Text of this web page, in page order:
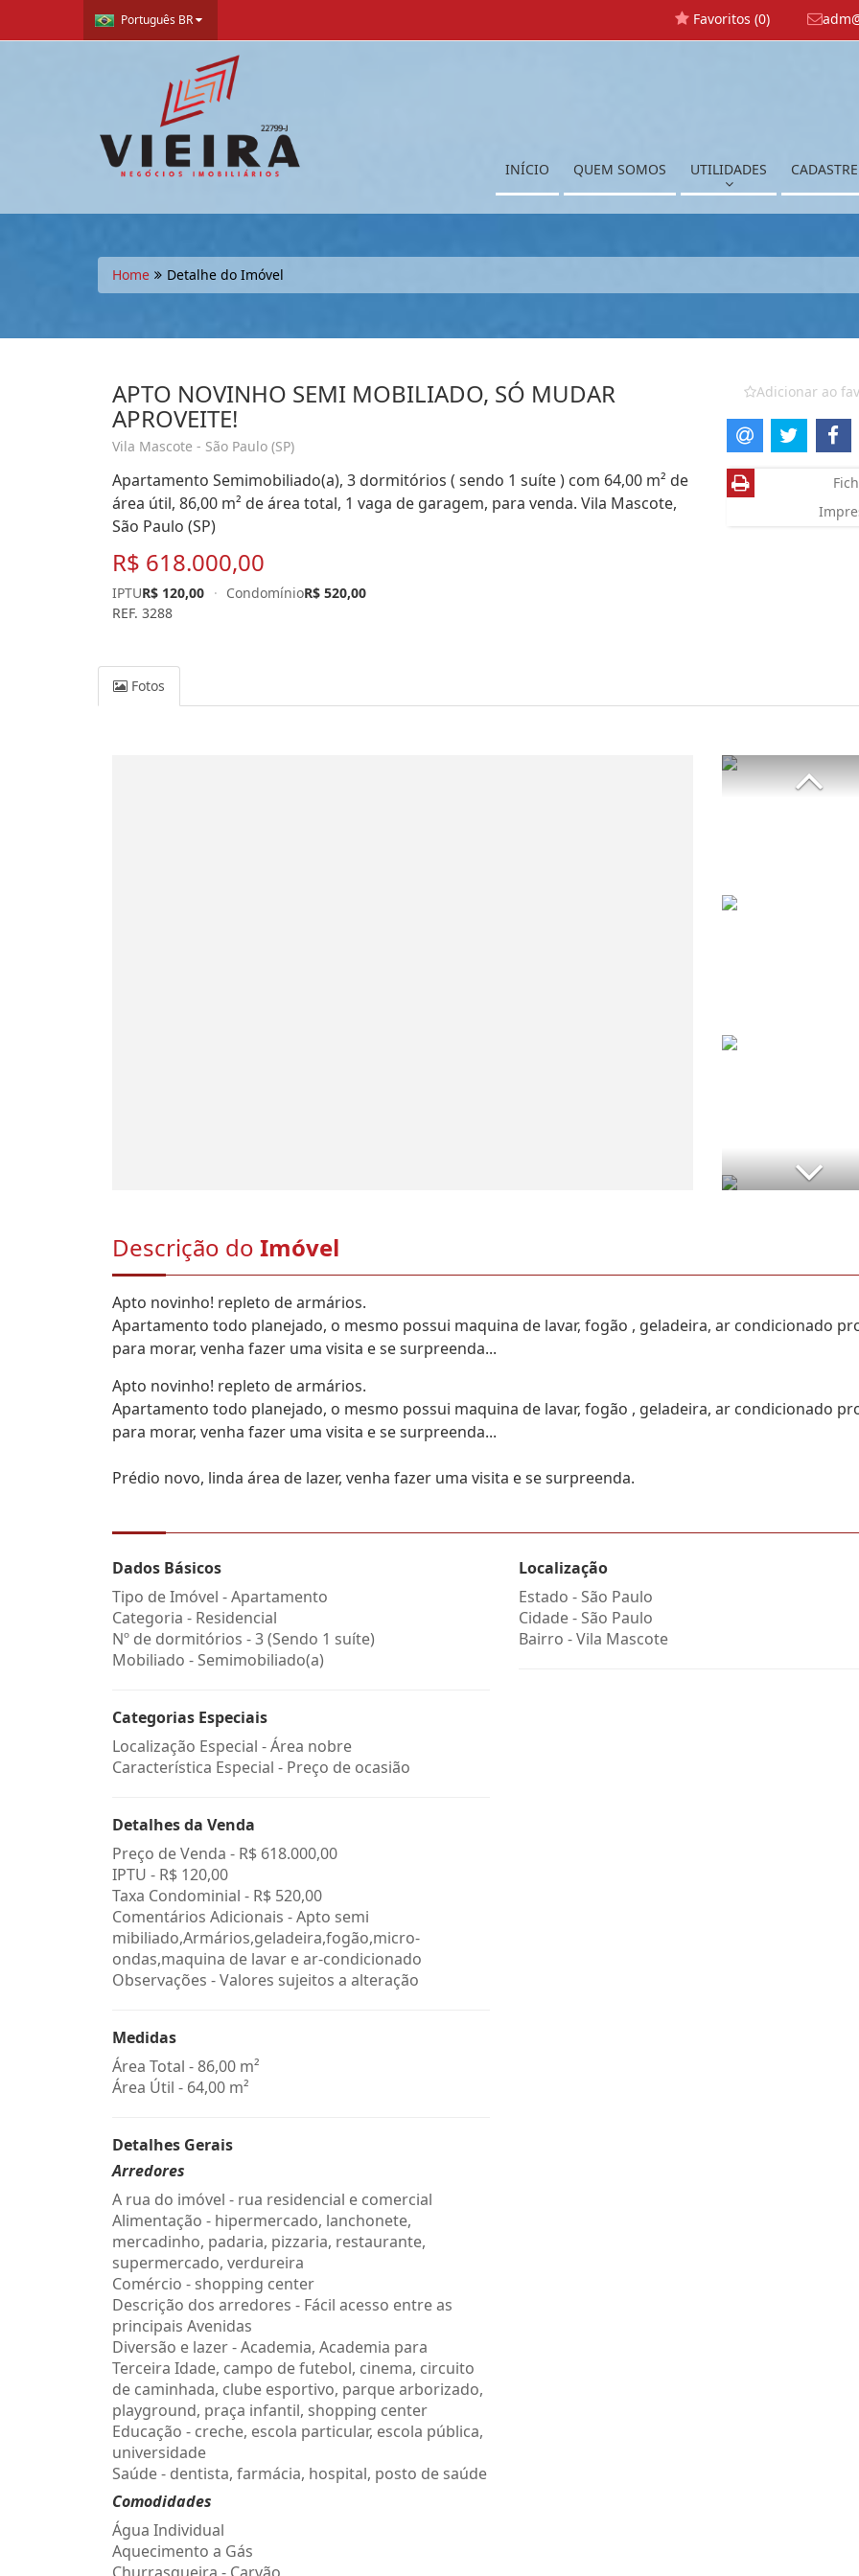
Português BR Favoritos (0)
INÍCIO QUEM SOMOS UTILIDADES
Home Detalhe do Imóvel
APTO NOVINHO SEMI MOBILIADO, SÓ MUDAR
APROVEITE!
Vila Mascote - São Paulo (SP)
Apartamento Semimobiliado(a), 3 dormitórios ( sendo 1 suíte ) com 64,00 m² de
área útil, 86,00 m² de área total, 1 vaga de garagem, para venda. Vila Mascote,
São Paulo (SP)
R$ 618.000,00
IPTUR$ 120,00 · CondomínioR$ 520,00
REF. 3288
Adicionar ao
Fotos
Descrição do Imóvel
Apto novinho! repleto de armários.
Apartamento todo planejado, o mesmo possui maquina de lavar, fogão , geladeira, ar condicionado
para morar, venha fazer uma visita e se surpreenda...
Apto novinho! repleto de armários.
Apartamento todo planejado, o mesmo possui maquina de lavar, fogão , geladeira, ar condicionado
para morar, venha fazer uma visita e se surpreenda...
Prédio novo, linda área de lazer, venha fazer uma visita e se surpreenda.
Dados Básicos
Tipo de Imóvel - Apartamento
Categoria - Residencial
Nº de dormitórios - 3 (Sendo 1 suíte)
Mobiliado - Semimobiliado(a)
Categorias Especiais
Localização Especial - Área nobre
Característica Especial - Preço de ocasião
Detalhes da Venda
Preço de Venda - R$ 618.000,00
IPTU - R$ 120,00
Taxa Condominial - R$ 520,00
Comentários Adicionais - Apto semi
mibiliado,Armários,geladeira,fogão,micro-
ondas,maquina de lavar e ar-condicionado
Observações - Valores sujeitos a alteração
Medidas
Área Total - 86,00 m²
Área Útil - 64,00 m²
Detalhes Gerais
Arredores
A rua do imóvel - rua residencial e comercial
Alimentação - hipermercado, lanchonete,
mercadinho, padaria, pizzaria, restaurante,
supermercado, verdureira
Comércio - shopping center
Descrição dos arredores - Fácil acesso entre as
principais Avenidas
Diversão e lazer - Academia, Academia para
Terceira Idade, campo de futebol, cinema, circuito
de caminhada, clube esportivo, parque arborizado,
playground, praça infantil, shopping center
Educação - creche, escola particular, escola pública,
universidade
Saúde - dentista, farmácia, hospital, posto de saúde
Comodidades
Água Individual
Aquecimento a Gás
Localização
Estado -São Paulo
Cidade -São Paulo
Bairro -Vila Mascote